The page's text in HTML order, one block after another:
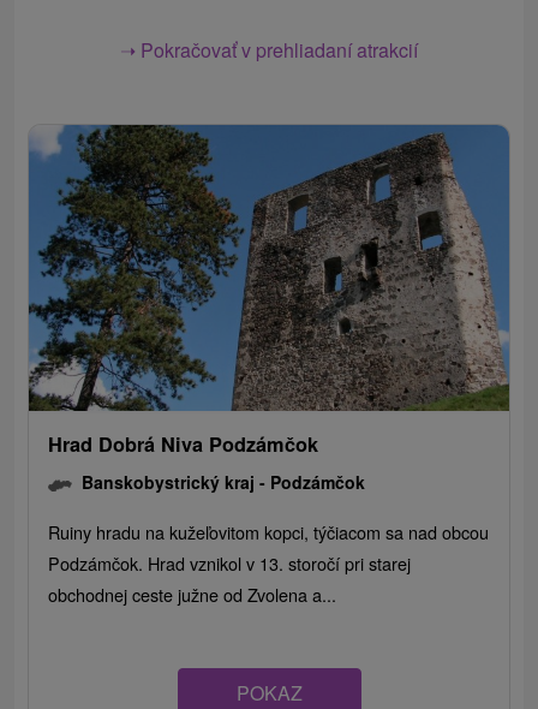
➝ Pokračovať v prehliadaní atrakcií
Hrad Dobrá Niva Podzámčok
Banskobystrický kraj - Podzámčok
Ruiny hradu na kužeľovitom kopci, týčiacom sa nad obcou
Podzámčok. Hrad vznikol v 13. storočí pri starej
obchodnej ceste južne od Zvolena a...
POKAZ